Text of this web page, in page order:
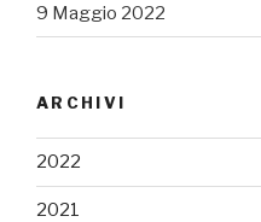
9 Maggio 2022
ARCHIVI
2022
2021